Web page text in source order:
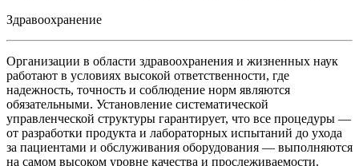
Здравоохранение
Организации в области здравоохранения и жизненных наук
работают в условиях высокой ответственности, где
надежность, точность и соблюдение норм являются
обязательными. Установление систематической
управленческой структуры гарантирует, что все процедуры —
от разработки продукта и лабораторных испытаний до ухода
за пациентами и обслуживания оборудования — выполняются
на самом высоком уровне качества и прослеживаемости.